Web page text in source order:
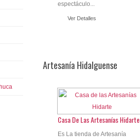
espectáculo...
Ver Detalles
Artesanía Hidalguense
Casa De Las Artesanías Hidarte
Es La tienda de Artesanía